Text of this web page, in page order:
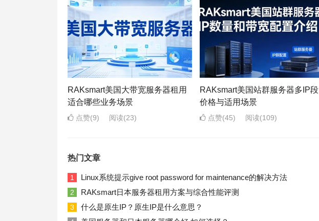
RAKsmart美国大带宽服务器租用
适合哪些业务场景
点赞(9) 阅读(23)
RAKsmart美国站群服务器多IP段
价格与适用场景
点赞(45) 阅读(109)
热门文章
1 Linux系统提示give root password for maintenance的解决方法
2 RAKsmart日本服务器租用方案与综合性能评测
3 什么是原生IP？原生IP是什么意思？